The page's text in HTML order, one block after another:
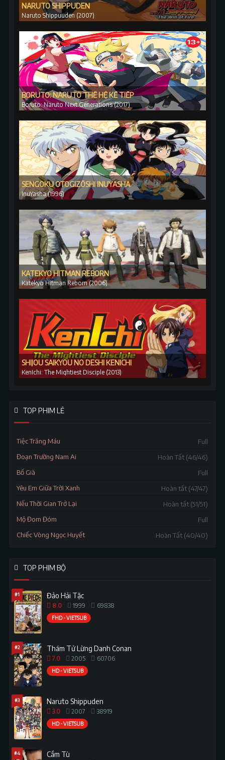
NARUTO SHIPPUDEN
Naruto Shippuuden (2007)
BORUTO: NARUTO THẾ HỆ KẾ TIẾP
Boruto: Naruto Next Generations (2017)
SENGOKU OTOGIZŌSHI INUYASHA
InuYasha (1996)
KATEKYO HITMAN REBORN
Katekyo Hitman Reborn (2006)
SHIJOU SAIKYOU NO DESHI KENICHI
KenIchi: The Mightiest Disciple (2013)
TOP PHIM LẺ
Tiệc Trăng Máu
Full
Đoạn Trường Nam Ai
Hoàn Tất (46/46)
Bố Già
Full
Yêu Em Giữa Trời Xanh
Hoàn tất (47/47)
Nếu Thời Gian Trở Lại
Hoàn tất (51/51)
Mộ Đom Đóm
Full
Chiếc Vòng Ngọc Huyết
Hoàn Tất (40/40)
TOP PHIM BỘ
#1 Đảo Hải Tặc
8.0 1999 69838
FHD - VIETSUB
#2 Thám Tử Lừng Danh Conan
7.0 2005 60706
HD - VIETSUB
#3 Naruto Shippuden
3.0 2007 38919
HD - VIETSUB
#4 Cầm Tù